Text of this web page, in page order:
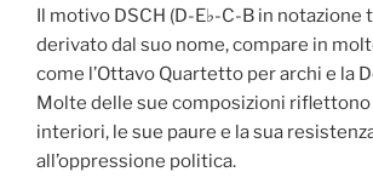
Il motivo DSCH (D-E♭-C-B in notazione
derivato dal suo nome, compare in
come l’Ottavo Quartetto per archi e la
Molte delle sue composizioni
interiori, le sue paure e la sua
all’oppressione politica.